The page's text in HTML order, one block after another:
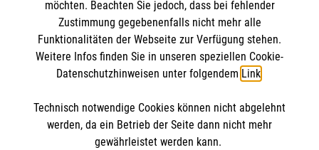
Malteser in Deutschland
Malteserorden
Sharepoint
Spendenkonto
IBAN: DE27 3706 0120 1201 2220 16
BIC: GENODED1PA7
So finden Sie uns
möchten. Beachten Sie jedoch, dass bei fehlender
Zustimmung gegebenenfalls nicht mehr alle
Funktionalitäten der Webseite zur Verfügung stehen.
Weitere Infos finden Sie in unseren speziellen Cookie-
Datenschutzhinweisen unter folgendem Link.
Technisch notwendige Cookies können nicht abgelehnt
werden, da ein Betrieb der Seite dann nicht mehr
gewährleistet werden kann.